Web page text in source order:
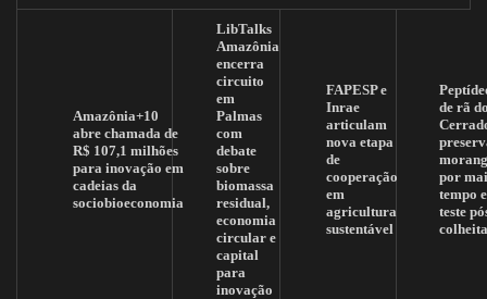
Amazônia+10
abre chamada de
R$ 107,1 milhões
para inovação em
cadeias da
sociobioeconomia
LibTalks
Amazônia
encerra
circuito
em
Palmas
com
debate
sobre
biomassa
residual,
economia
circular e
capital
para
inovação
FAPESP e
Inrae
articulam
nova etapa
de
cooperação
em
agricultura
sustentável
de rã
por
tempo
teste